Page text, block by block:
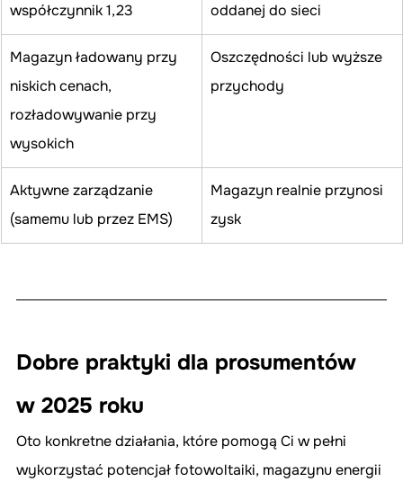
współczynnik 1,23
oddanej do sieci
Magazyn ładowany przy
niskich cenach,
rozładowywanie przy
wysokich
Oszczędności lub wyższe
przychody
Aktywne zarządzanie
(samemu lub przez EMS)
Magazyn realnie przynosi
zysk
Dobre praktyki dla prosumentów
w 2025 roku
Oto konkretne działania, które pomogą Ci w pełni
wykorzystać potencjał fotowoltaiki, magazynu energii